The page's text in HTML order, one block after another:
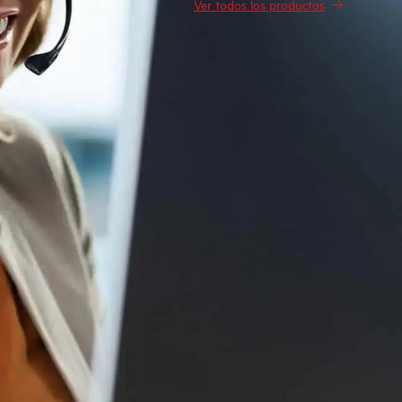
Ver todos los productos